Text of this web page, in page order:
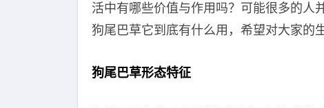
活中有哪些价值与作用吗？可能很多的人
狗尾巴草它到底有什么用，希望对大家的
狗尾巴草形态特征